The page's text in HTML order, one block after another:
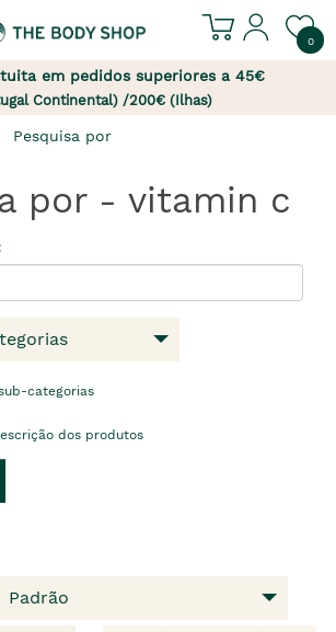
0
em pedidos superiores a 45€
Continental) /200€ (Ilhas)
Pesquisa por
por - vitamin c
categorias
dos produtos
Padrão